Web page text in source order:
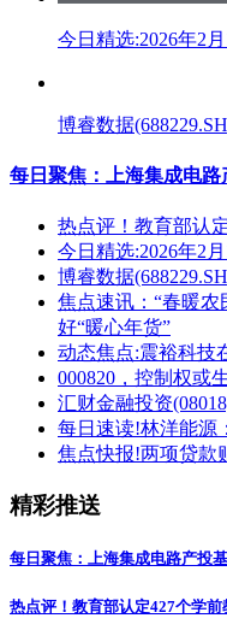
今日精选:2026年2
博睿数据
每日聚焦：上海集成电
热点评！教育部认
今日精选:2026年2
博睿数据
焦点速讯：“春暖
好“暖心年货”
动态焦点:震裕科技
000820，控制权或
汇财金融投资
每日速读!林洋能源
焦点快报!两项贷款
精彩推送
每日聚焦：上海集成电路产投
热点评！教育部认定427个学